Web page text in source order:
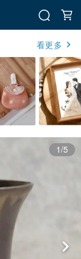
看更多
1/5